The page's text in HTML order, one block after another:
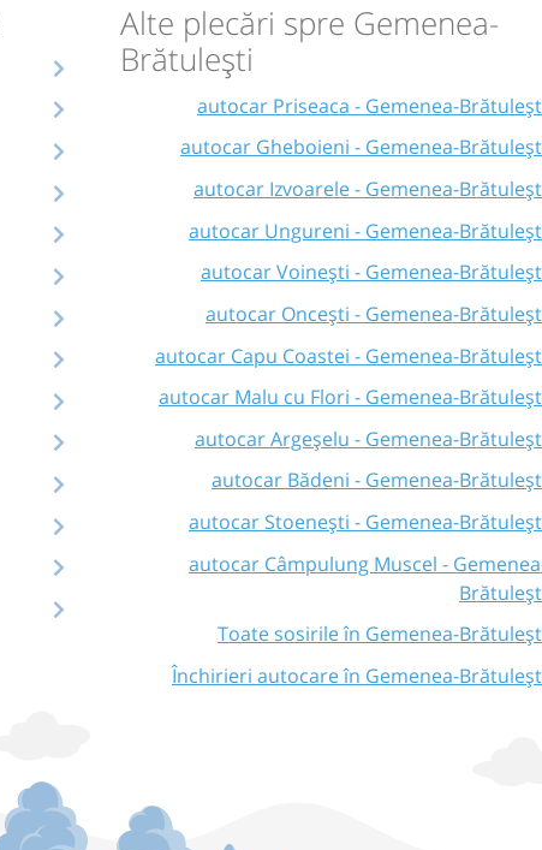
Alte plecări spre Gemenea-
Brătulești
autocar Priseaca - Gemenea-
autocar Gheboieni - Gemenea-
autocar Izvoarele - Gemenea-
autocar Ungureni - Gemenea-
autocar Voinești - Gemenea-
autocar Oncești - Gemenea-
autocar Capu Coastei - Gemenea-
autocar Malu cu Flori - Gemenea-
autocar Argeșelu - Gemenea-
autocar Bădeni - Gemenea-
autocar Stoenești - Gemenea-
autocar Câmpulung Muscel -
Toate sosirile în Gemenea-
Închirieri autocare în Gemenea-